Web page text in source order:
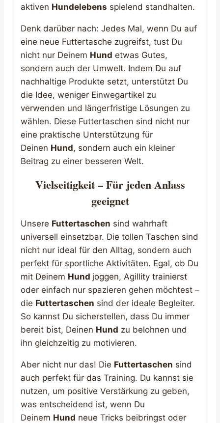
aktiven Hundelebens spielend standhalten.
Denk darüber nach: Jedes Mal, wenn Du auf
eine neue Futtertasche zugreifst, tust Du
nicht nur Deinem Hund etwas Gutes,
sondern auch der Umwelt. Indem Du auf
nachhaltige Produkte setzt, unterstützt Du
die Idee, weniger Einwegartikel zu
verwenden und längerfristige Lösungen zu
wählen. Diese Futtertaschen sind nicht nur
eine praktische Unterstützung für
Deinen Hund, sondern auch ein kleiner
Beitrag zu einer besseren Welt.
Vielseitigkeit – Für jeden Anlass
geeignet
Unsere Futtertaschen sind wahrhaft
universell einsetzbar. Die tollen Taschen sind
nicht nur ideal für den Alltag, sondern auch
perfekt für sportliche Aktivitäten. Egal, ob Du
mit Deinem Hund joggen, Agillity trainierst
oder einfach nur spazieren gehen möchtest –
die Futtertaschen sind der ideale Begleiter.
So kannst Du sicherstellen, dass Du immer
bereit bist, Deinen Hund zu belohnen und
ihn gleichzeitig zu motivieren.
Aber nicht nur das! Die Futtertaschen sind
auch perfekt für das Training. Du kannst sie
nutzen, um positive Verstärkung zu geben,
was entscheidend ist, wenn Du
Deinem Hund neue Tricks beibringst oder